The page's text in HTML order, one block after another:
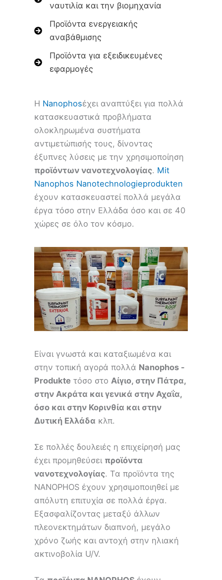
ναυτιλία και την βιομηχανία
Προϊόντα ενεργειακής
αναβάθμισης
Προϊόντα για εξειδικευμένες
εφαρμογές
Η Nanophosέχει αναπτύξει για πολλά
κατασκευαστικά προβλήματα
ολοκληρωμένα συστήματα
αντιμετώπισής τους, δίνοντας
έξυπνες λύσεις με την χρησιμοποίηση
προϊόντων νανοτεχνολογίας. Mit
Nanophos Nanotechnologieprodukten
έχουν κατασκευαστεί πολλά μεγάλα
έργα τόσο στην Ελλάδα όσο και σε 40
χώρες σε όλο τον κόσμο.
Είναι γνωστά και καταξιωμένα και
στην τοπική αγορά πολλά Nanophos -
Produkte τόσο στο Αίγιο, στην Πάτρα,
στην Ακράτα και γενικά στην Αχαΐα,
όσο και στην Κορινθία και στην
Δυτική Ελλάδα κλπ.
Σε πολλές δουλειές η επιχείρησή μας
έχει προμηθεύσει προϊόντα
νανοτεχνολογίας. Τα προϊόντα της
NANOPHOS έχουν χρησιμοποιηθεί με
απόλυτη επιτυχία σε πολλά έργα.
Εξασφαλίζοντας μεταξύ άλλων
πλεονεκτημάτων διαπνοή, μεγάλο
χρόνο ζωής και αντοχή στην ηλιακή
ακτινοβολία U/V.